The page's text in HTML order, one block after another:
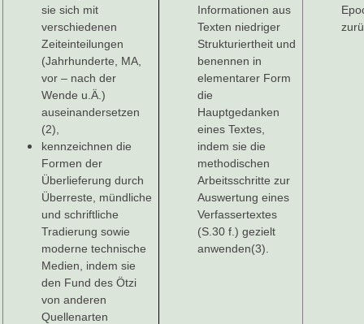
sie sich mit
verschiedenen
Zeiteinteilungen
(Jahrhunderte, MA,
vor – nach der
Wende u.Ä.)
auseinandersetzen
(2),
kennzeichnen die
Formen der
Überlieferung durch
Überreste, mündliche
und schriftliche
Tradierung sowie
moderne technische
Medien, indem sie
den Fund des Ötzi
von anderen
Quellenarten
Informationen aus
Texten niedriger
Strukturiertheit und
benennen in
elementarer Form
die
Hauptgedanken
eines Textes,
indem sie die
methodischen
Arbeitsschritte zur
Auswertung eines
Verfassertextes
(S.30 f.) gezielt
anwenden(3).